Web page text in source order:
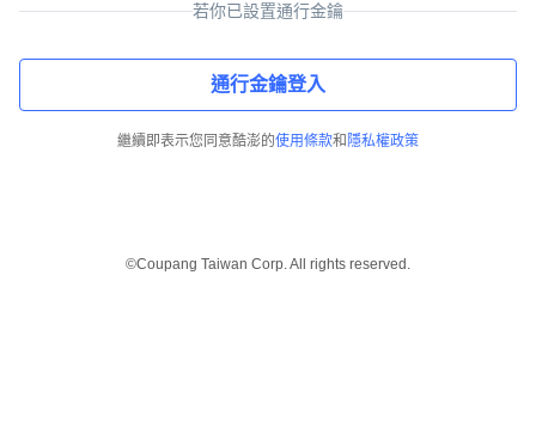
若你已設置通行金鑰
通行金鑰登入
繼續即表示您同意酷澎的使用條款和 隱私權政策
©Coupang Taiwan Corp. All rights reserved.